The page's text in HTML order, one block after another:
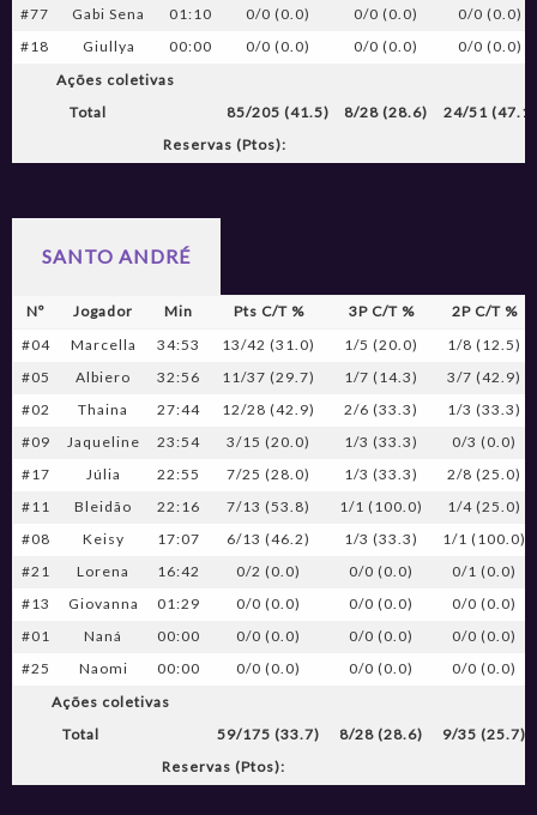
#77 Gabi Sena 01:10 0/0 (0.0) 0/0 (0.0)
0/0 (0.0)
#18
Giullya 00:00 0/0 (0.0) 0/0 (0.0)
0/0 (0.0)
Ações coletivas
Total
85/205 (41.5) 8/28 (28.6)
24/51 (47.1)
Reservas (Ptos):
SANTO ANDRÉ
Nº Jogador Min Pts C/T % 3P C/T %
2P C/T %
#04
Marcella 34:53 13/42 (31.0) 1/5 (20.0)
1/8 (12.5)
#05
Albiero 32:56 11/37 (29.7) 1/7 (14.3)
3/7 (42.9)
#02
Thaina 27:44 12/28 (42.9) 2/6 (33.3)
1/3 (33.3)
#09
Jaqueline 23:54 3/15 (20.0) 1/3 (33.3)
0/3 (0.0)
#17
Júlia 22:55 7/25 (28.0) 1/3 (33.3)
2/8 (25.0)
#11
Bleidão 22:16 7/13 (53.8) 1/1 (100.0)
1/4 (25.0)
#08
Keisy 17:07 6/13 (46.2) 1/3 (33.3)
1/1 (100.0)
#21
Lorena 16:42 0/2 (0.0) 0/0 (0.0)
0/1 (0.0)
#13
Giovanna 01:29 0/0 (0.0) 0/0 (0.0)
0/0 (0.0)
#01
Naná 00:00 0/0 (0.0) 0/0 (0.0)
0/0 (0.0)
#25
Naomi 00:00 0/0 (0.0) 0/0 (0.0)
0/0 (0.0)
Ações coletivas
Total
59/175 (33.7) 8/28 (28.6)
9/35 (25.7)
Reservas (Ptos):